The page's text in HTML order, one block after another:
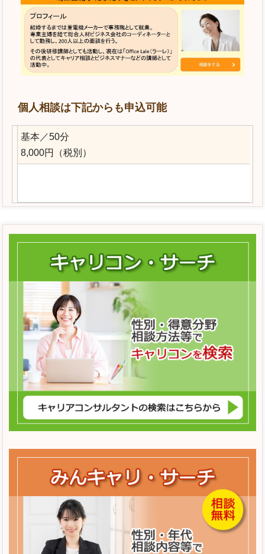
個人相談は下記からも申込可能
基本／50分
8,000円（税別）